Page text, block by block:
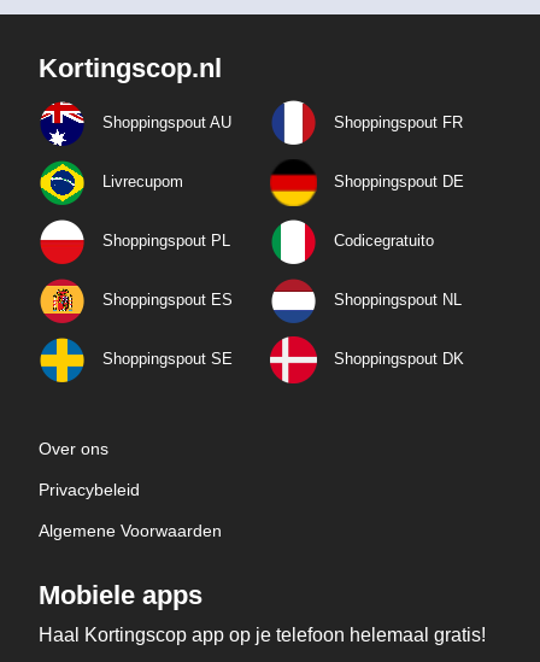
Kortingscop.nl
Shoppingspout AU Shoppingspout FR
Livrecupom Shoppingspout DE
Shoppingspout PL Codicegratuito
Shoppingspout ES Shoppingspout NL
Shoppingspout SE Shoppingspout DK
Over ons
Privacybeleid
Algemene Voorwaarden
Mobiele apps
Haal Kortingscop app op je telefoon helemaal gratis!